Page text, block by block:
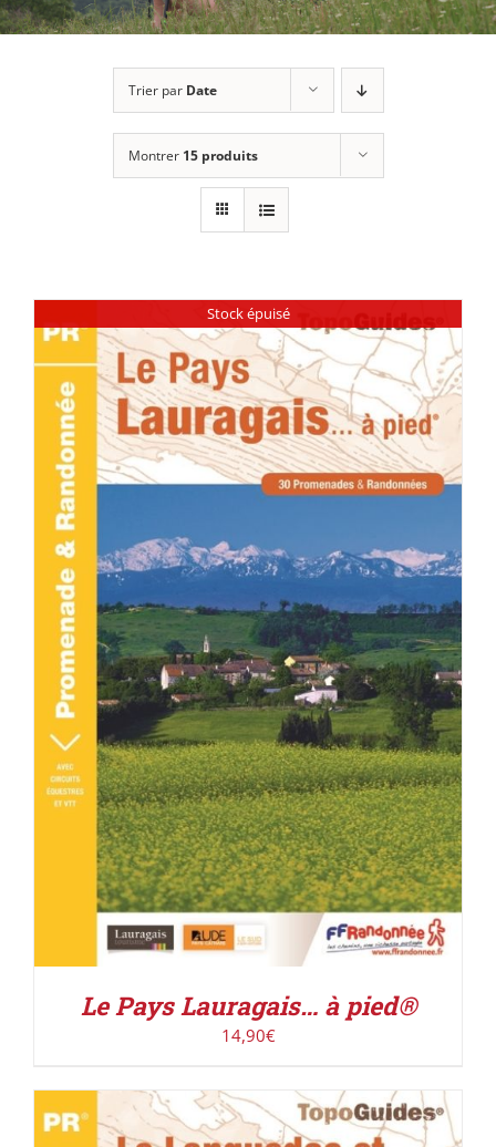
Trier par Date
Montrer 15 produits
Stock épuisé
DÉTAILS
Le Pays Lauragais… à pied®
14,90€